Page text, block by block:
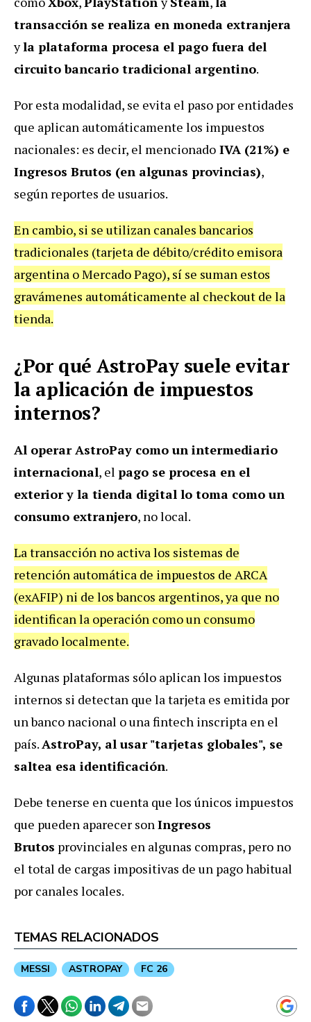
transacción se realiza en moneda extranjera
yla plataforma procesa el pago fuera del
circuito bancario tradicional argentino.
Por esta modalidad, se evita el paso por entidades
que aplican automáticamente los impuestos
nacionales: es decir, el mencionado IVA (21%) e
Ingresos Brutos (en algunas provincias),
según reportes de usuarios.
En cambio, si se utilizan canales bancarios
tradicionales (tarjeta de débito/crédito emisora
argentina o Mercado Pago), sí se suman estos
gravámenes automáticamente al checkout de la
tienda.
¿Por qué AstroPay suele evitar
la aplicación de impuestos
internos?
Al operar AstroPay como un intermediario
internacional, el pago se procesa en el
exterior y la tienda digital lo toma como un
consumo extranjero, no local.
La transacción no activa los sistemas de
retención automática de impuestos de ARCA
(exAFIP) ni de los bancos argentinos, ya que no
identifican la operación como un consumo
gravado localmente.
Algunas plataformas sólo aplican los impuestos
internos si detectan que la tarjeta es emitida por
un banco nacional o una fintech inscripta en el
país. AstroPay, al usar "tarjetas globales", se
saltea esa identificación.
Debe tenerse en cuenta que los únicos impuestos
que pueden aparecer son Ingresos
Brutos provinciales en algunas compras, pero no
el total de cargas impositivas de un pago habitual
por canales locales.
TEMAS RELACIONADOS
MESSI ASTROPAY FC 26